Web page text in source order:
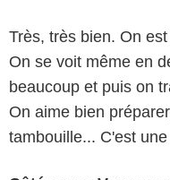
Très, très bien. On
On se voit même en
beaucoup et puis on
On aime bien
tambouille... C'est